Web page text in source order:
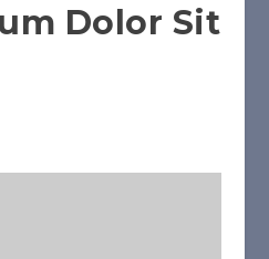
Dolor Sit